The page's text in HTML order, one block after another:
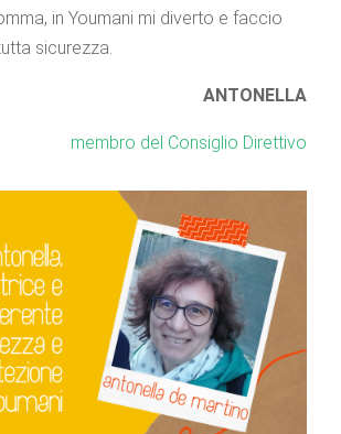
in Youmani mi diverto e faccio
sicurezza.
ANTONELLA
membro del Consiglio Direttivo